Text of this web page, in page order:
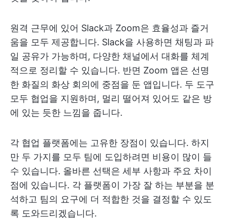
원격 근무에 있어 Slack과 Zoom은 효율성과 즐거
움을 모두 제공합니다. Slack을 사용하면 채팅과 파
일 공유가 가능하며, 다양한 채널에서 대화를 체계
적으로 정리할 수 있습니다. 반면 Zoom 앱은 선명
한 화질의 화상 회의에 중점을 둔 앱입니다. 두 도구
모두 협업을 지원하며, 멀리 떨어져 있어도 같은 방
에 있는 듯한 느낌을 줍니다.
각 협업 플랫폼에는 고유한 장점이 있습니다. 하지
만 두 가지를 모두 팀에 도입하려면 비용이 많이 들
수 있습니다. 올바른 선택은 세부 사항과 주요 차이
점에 있습니다. 각 플랫폼이 가장 잘 하는 부분을 분
석하고 팀의 요구에 더 적합한 것을 결정할 수 있도
록 도와드리겠습니다.